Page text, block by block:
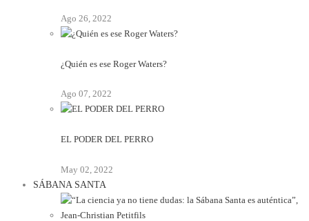
Ago 26, 2022
¿Quién es ese Roger Waters?
Ago 07, 2022
EL PODER DEL PERRO
May 02, 2022
SÁBANA SANTA